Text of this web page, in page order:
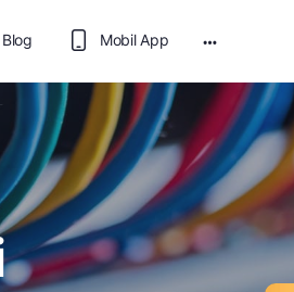
Blog Mobil App
options